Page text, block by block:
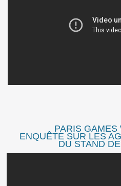
PARIS GAMES
ENQUÊTE SUR LES
DU STAND